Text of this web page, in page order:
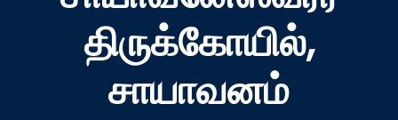
திருக்கோயில்,
சாயாவனம்